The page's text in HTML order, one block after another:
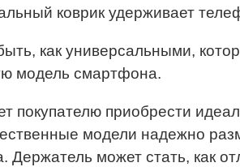
коврик удерживает
как универсальными,
модель смартфона.
покупателю приобрести
модели надежно
Держатель может стать, как